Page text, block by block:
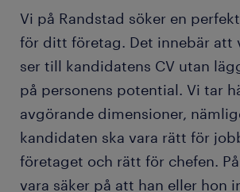
Vi på Randstad söker en
för ditt företag. Det innebär att
ser till kandidatens CV utan
på personens potential. Vi tar
avgörande dimensioner,
kandidaten ska vara rätt för
företaget och rätt för chefen.
vara säker på att han eller hon